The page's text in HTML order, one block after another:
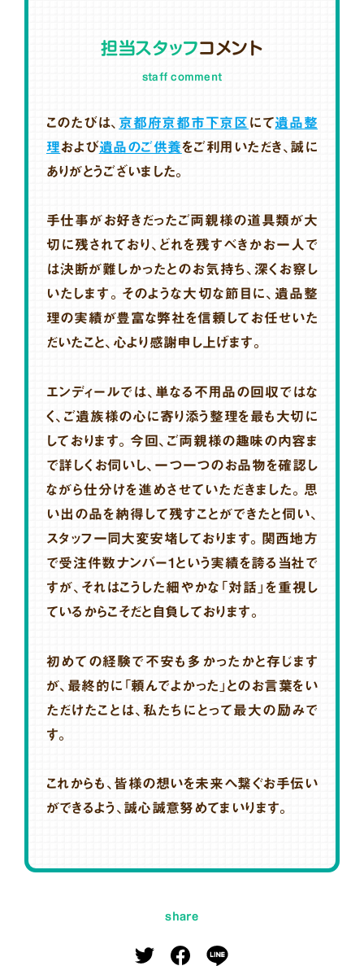
担当スタッフコメント
staff comment
このたびは、 京都府京都市下京区 にて遺品整
理および遺品のご供養をご利用いただき、誠に
ありがとうございました。
手仕事がお好きだったご両親様の道具類が大
切に残されており、どれを残すべきかお一人で
は決断が難しかったとのお気持ち、深くお察し
いたします。そのような大切な節目に、遺品整
理の実績が豊富な弊社を信頼してお任せいた
だいたこと、心より感謝申し上げます。
エンディールでは、単なる不用品の回収ではな
く、ご遺族様の心に寄り添う整理を最も大切に
しております。今回、ご両親様の趣味の内容ま
で詳しくお伺いし、一つ一つのお品物を確認し
ながら仕分けを進めさせていただきました。思
い出の品を納得して残すことができたと伺い、
スタッフ一同大変安堵しております。関西地方
で受注件数ナンバー1という実績を誇る当社で
すが、それはこうした細やかな「対話」を重視し
ているからこそだと自負しております。
初めての経験で不安も多かったかと存じます
が、最終的に「頼んでよかった」とのお言葉をい
ただけたことは、私たちにとって最大の励みで
す。
これからも、皆様の想いを未来へ繋ぐお手伝い
ができるよう、誠心誠意努めてまいります。
share